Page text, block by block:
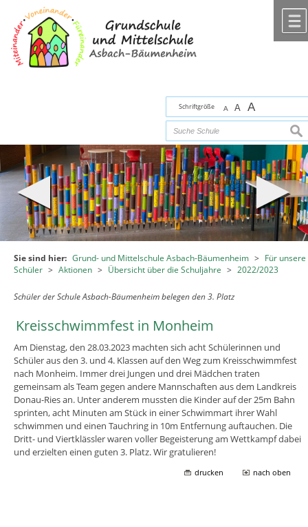
Zum Inhalt,
Schriftgröße A A A
Sie sind hier: Grund- und Mittelschule Asbach-Bäumenheim >
Für unsere
Schüler > Aktionen > Übersicht über die Schuljahre > 2022/2023
Schüler der Schule Asbach-Bäumenheim belegen den 3. Platz
Kreisschwimmfest in Monheim
Am Dienstag, den 28.03.2023 machten sich acht Schülerinnen und
Schüler aus den 3. und 4. Klassen auf den Weg zum Kreisschwimmfest
nach Monheim. Immer drei Jungen und drei Mädchen traten
gemeinsam als Team gegen andere Mannschaften aus dem Landkreis
Donau-Ries an. Unter anderem mussten die Kinder auf der 25m Bahn
sprinten, acht Minuten am Stück in einer Schwimmart ihrer Wahl
schwimmen und einen Tauchring in 10m Entfernung auftauchen. Die
Dritt- und Viertklässler waren voller Begeisterung am Wettkampf dabei
und erzielten einen guten 3. Platz. Wir gratulieren!
drucken nach oben